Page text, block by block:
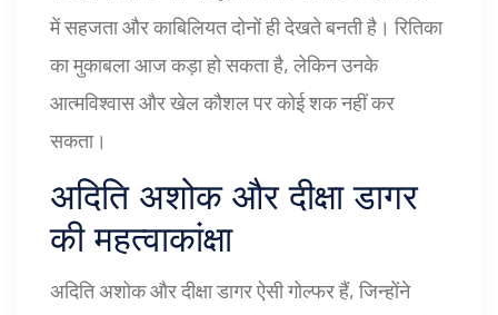
में सहजता और काबिलियत दोनों ही देखते बनती है। रितिका
का मुकाबला आज कड़ा हो सकता है, लेकिन उनके
आत्मविश्वास और खेल कौशल पर कोई शक नहीं कर
सकता।
अदिति अशोक और दीक्षा डागर
की महत्वाकांक्षा
अदिति अशोक और दीक्षा डागर ऐसी गोल्फर हैं, जिन्होंने